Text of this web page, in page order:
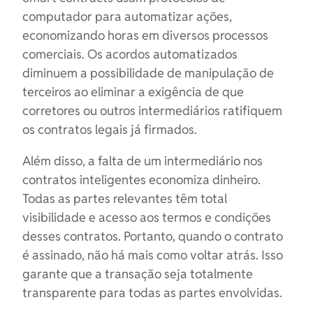
computador para automatizar ações,
economizando horas em diversos processos
comerciais. Os acordos automatizados
diminuem a possibilidade de manipulação de
terceiros ao eliminar a exigência de que
corretores ou outros intermediários ratifiquem
os contratos legais já firmados.
Além disso, a falta de um intermediário nos
contratos inteligentes economiza dinheiro.
Todas as partes relevantes têm total
visibilidade e acesso aos termos e condições
desses contratos. Portanto, quando o contrato
é assinado, não há mais como voltar atrás. Isso
garante que a transação seja totalmente
transparente para todas as partes envolvidas.